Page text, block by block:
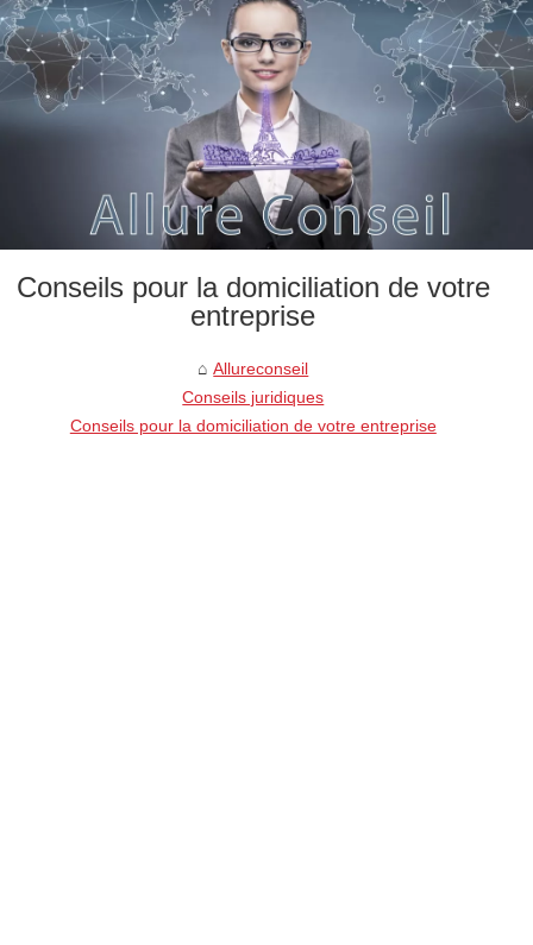
Conseils pour la domiciliation de votre
entreprise
Allureconseil
Conseils juridiques
Conseils pour la domiciliation de votre entreprise